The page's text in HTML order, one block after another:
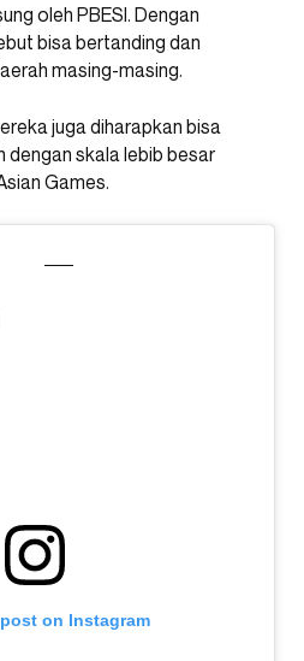
oleh PBESI. Dengan
bisa bertanding dan
masing-masing.
juga diharapkan bisa
dengan skala lebib besar
Games.
on Instagram